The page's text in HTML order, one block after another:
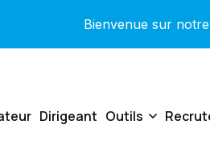
Bienvenue sur notre
Dirigeant Outils